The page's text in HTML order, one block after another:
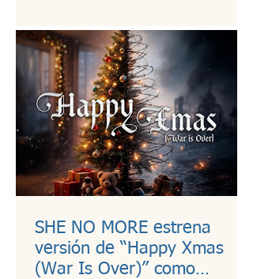
Alessandros Racing. En el marco de
su centenario, la organización utiliza la
alta competencia para validar su
capacidad técnica y operativa en las
pistas más exigentes del país durante
la temporada 2026.
SHE NO MORE estrena
versión de “Happy Xmas
(War Is Over)” como